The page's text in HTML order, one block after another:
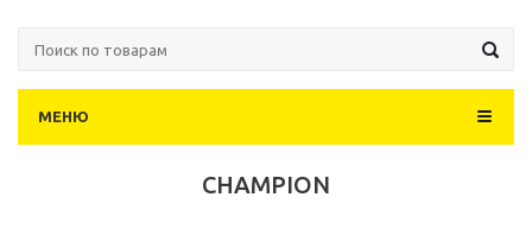
МЕНЮ
CHAMPION